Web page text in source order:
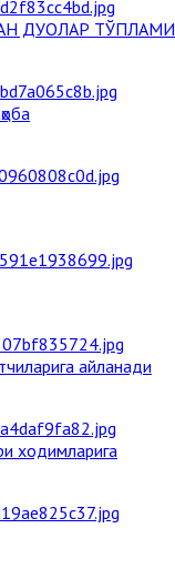
ДУОЛАР ТЎПЛАМИ
айланади
ходимларига